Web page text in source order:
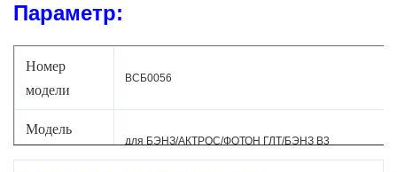
Параметр:
Номер
модели
ВСБ0056
Модель
для БЭНЗ/АКТРОС/ФОТОН ГЛТ/БЭНЗ В3